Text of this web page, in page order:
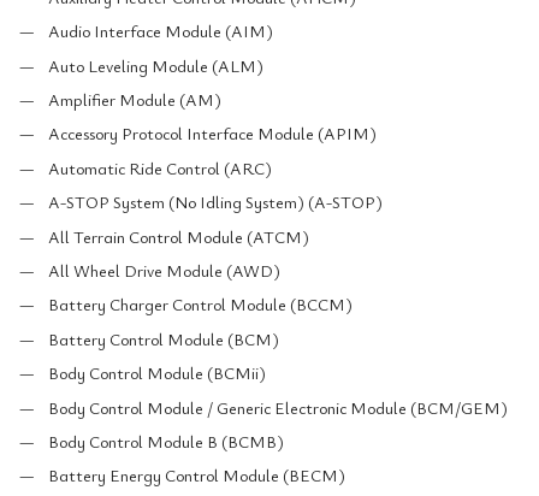
Audio Interface Module (AIM)
Auto Leveling Module (ALM)
Amplifier Module (AM)
Accessory Protocol Interface Module (APIM)
Automatic Ride Control (ARC)
A-STOP System (No Idling System) (A-STOP)
All Terrain Control Module (ATCM)
All Wheel Drive Module (AWD)
Battery Charger Control Module (BCCM)
Battery Control Module (BCM)
Body Control Module (BCMii)
Body Control Module / Generic Electronic Module (BCM/GEM)
Body Control Module B (BCMB)
Battery Energy Control Module (BECM)